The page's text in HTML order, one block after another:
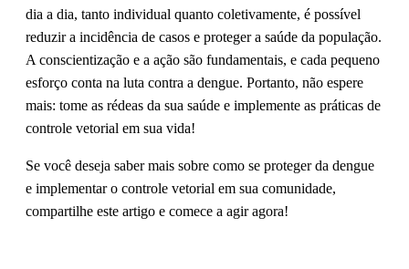
dia a dia, tanto individual quanto coletivamente, é possível
reduzir a incidência de casos e proteger a saúde da população.
A conscientização e a ação são fundamentais, e cada pequeno
esforço conta na luta contra a dengue. Portanto, não espere
mais: tome as rédeas da sua saúde e implemente as práticas de
controle vetorial em sua vida!
Se você deseja saber mais sobre como se proteger da dengue
e implementar o controle vetorial em sua comunidade,
compartilhe este artigo e comece a agir agora!